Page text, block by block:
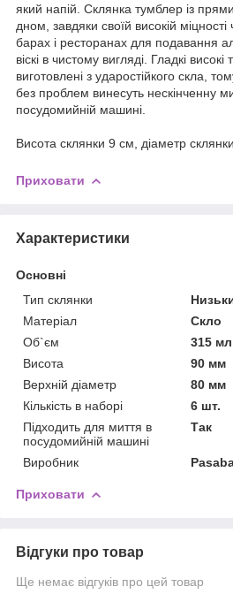
який напій. Склянка тумблер із
дном, завдяки своїй високій
барах і ресторанах для подавання
віскі в чистому вигляді. Гладкі високі
виготовлені з ударостійкого скла,
без проблем винесуть нескінченну
посудомийній машині.
Висота склянки 9 см, діаметр
Приховати
Характеристики
Основні
Тип склянки
Матеріал
Скло
Об`єм
315 мл
Висота
90 мм
Верхній діаметр
80 мм
Кількість в наборі
6 шт.
Підходить для миття в
посудомийній машині
Так
Виробник
Приховати
Відгуки про товар
Ще немає відгуків про цей товар